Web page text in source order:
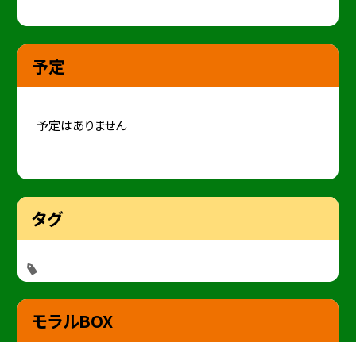
予定
予定はありません
タグ
モラルBOX